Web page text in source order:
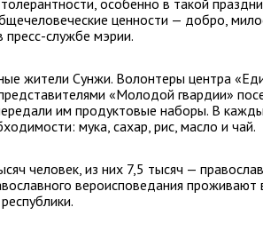
особенно в такой
ценности — добро,
службе мэрии.
жители Сунжи. Волонтеры центра
«Молодой гвардии»
им продуктовые наборы. В
мука, сахар, рис, масло и чай.
человек, из них 7,5 тысяч —
вероисповедания проживают